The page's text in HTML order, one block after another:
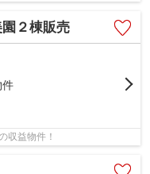
２棟販売
件
収益物件！